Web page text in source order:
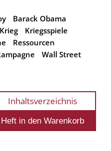
Barack Obama
Krieg
Kriegsspiele
Ressourcen
Wall Street
Inhaltsverzeichnis